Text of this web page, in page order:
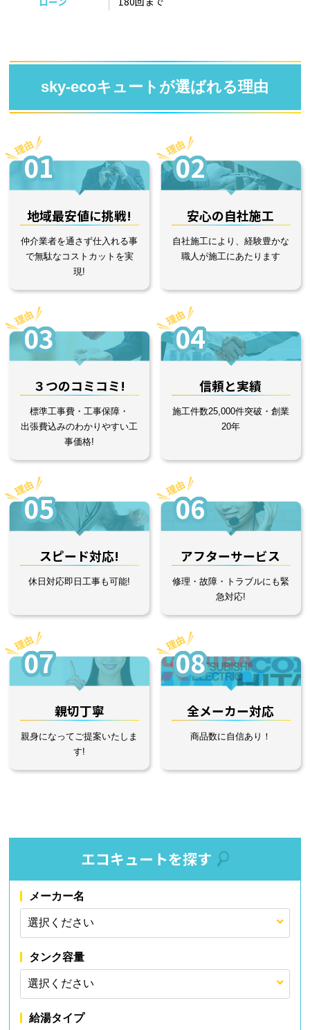
sky-ecoキュートが選ばれる理由
01
地域最安値に挑戦!
仲介業者を通さず仕入れる事
で無駄なコストカットを実
現!
02
安心の自社施工
自社施工により、経験豊かな
職人が施工にあたります
03
３つのコミコミ!
標準工事費・工事保障・
出張費込みのわかりやすい工
事価格!
04
信頼と実績
施工件数25,000件突破・創業
20年
05
スピード対応!
休日対応即日工事も可能!
06
アフターサービス
修理・故障・トラブルにも緊
急対応!
07
親切丁寧
親身になってご提案いたしま
す!
08
全メーカー対応
商品数に自信あり！
エコキュートを探す
メーカー名
タンク容量
給湯タイプ